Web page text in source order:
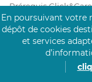
Prérequis Click&Care
Protection des
En poursuivant votre
dépôt de cookies
et services